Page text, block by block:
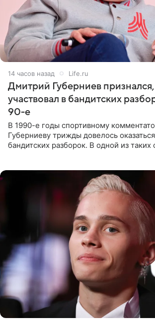
14 часов назад Life.ru
Дмитрий Губерниев признался,
участвовал в бандитских
90-е
В 1990-е годы спортивному
Губерниеву трижды довелось
бандитских разборок. В одной из таких